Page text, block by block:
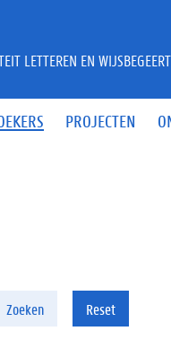
PROJECTEN
LETTEREN EN
Zoeken Reset